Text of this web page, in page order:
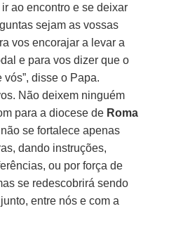
ao encontro e se deixar
sejam as vossas
vos encorajar a levar a
e para vos dizer que o
disse o Papa.
Não deixem ninguém
para a diocese de Roma
se fortalece apenas
dando instruções,
ou por força de
se redescobrirá sendo
entre nós e com a